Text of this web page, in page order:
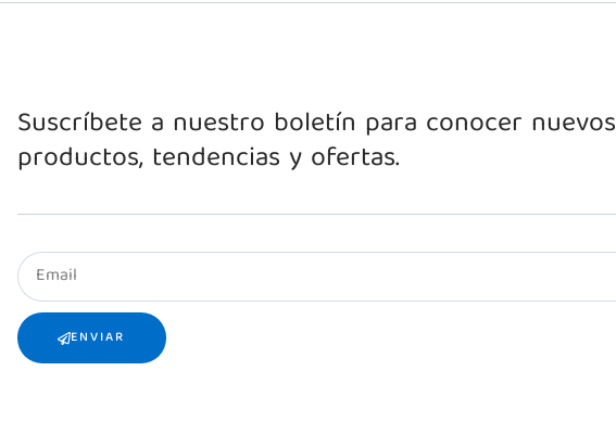
Suscríbete a nuestro boletín para conocer nuevos
productos, tendencias y ofertas.
ENVIAR